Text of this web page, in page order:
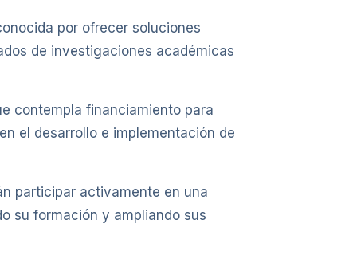
por ofrecer soluciones
de investigaciones académicas
contempla financiamiento para
el desarrollo e implementación de
participar activamente en una
su formación y ampliando sus